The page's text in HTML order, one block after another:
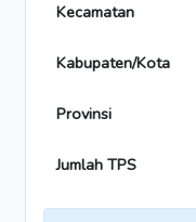
Kecamatan
Kabupaten/Kota
Provinsi
Jumlah TPS